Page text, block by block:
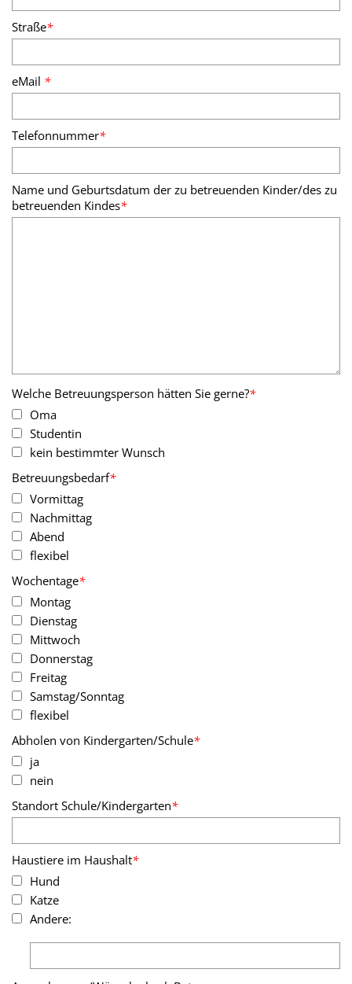
Straße*
eMail *
Telefonnummer*
Name und Geburtsdatum der zu betreuenden Kinder/des zu
betreuenden Kindes*
Welche Betreuungsperson hätten Sie gerne?*
Oma
Studentin
kein bestimmter Wunsch
Betreuungsbedarf*
Vormittag
Nachmittag
Abend
flexibel
Wochentage*
Montag
Dienstag
Mittwoch
Donnerstag
Freitag
Samstag/Sonntag
flexibel
Abholen von Kindergarten/Schule*
ja
nein
Standort Schule/Kindergarten*
Haustiere im Haushalt*
Hund
Katze
Andere: